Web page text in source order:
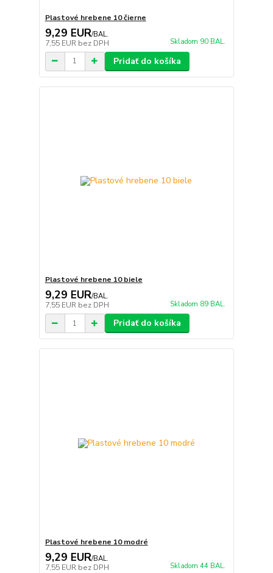
Plastové hrebene 10 čierne
9,29 EUR/BAL.
7,55 EUR bez DPH Skladom 90 BAL.
Pridať do košíka
Plastové hrebene 10 biele
9,29 EUR/BAL.
7,55 EUR bez DPH Skladom 89 BAL.
Pridať do košíka
Plastové hrebene 10 modré
9,29 EUR/BAL.
7,55 EUR bez DPH Skladom 44 BAL.